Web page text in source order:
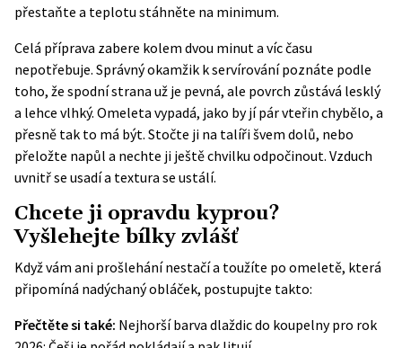
přestaňte a teplotu stáhněte na minimum.
Celá příprava zabere kolem dvou minut a víc času
nepotřebuje. Správný okamžik k servírování poznáte podle
toho, že spodní strana už je pevná, ale povrch zůstává lesklý
a lehce vlhký. Omeleta vypadá, jako by jí pár vteřin chybělo, a
přesně tak to má být. Stočte ji na talíři švem dolů, nebo
přeložte napůl a nechte ji ještě chvilku odpočinout. Vzduch
uvnitř se usadí a textura se ustálí.
Chcete ji opravdu kyprou?
Vyšlehejte bílky zvlášť
Když vám ani prošlehání nestačí a toužíte po omeletě, která
připomíná nadýchaný obláček, postupujte takto:
Přečtěte si také: Nejhorší barva dlaždic do koupelny pro rok